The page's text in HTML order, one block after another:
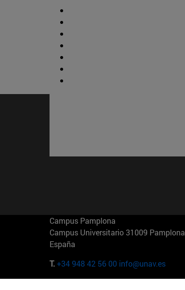
Campus Pamplona
Campus Universitario 31009 Pamplona
España
T.+34 948 42 56 00 info@unav.es